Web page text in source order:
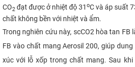
CO2 đạt được ở nhiệt độ 31 oC và áp suất
chất không bền với nhiệt và ẩm.
Trong nghiên cứu này, scCO2 hòa tan
FB vào chất mang Aerosil 200, giúp
xúc với lỗ xốp trong chất mang. Sau